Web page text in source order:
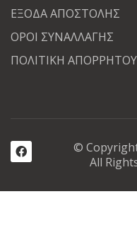
ΕΞΟΔΑ ΑΠΟΣΤΟΛΗΣ
ΟΡΟΙ ΣΥΝΑΛΛΑΓΗΣ
ΠΟΛΙΤΙΚΗ ΑΠΟΡΡΗΤΟΥ
© Copyright
All